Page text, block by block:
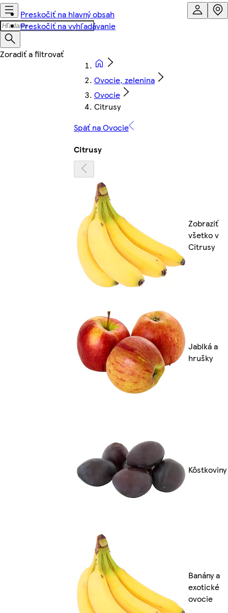
Preskočiť na hlavný obsah
Preskočiť na vyhľadávanie
Ovocie, zelenina
Ovocie
Citrusy
Späť na Ovocie
Citrusy
Zobraziť
všetko v
Citrusy
Jablká a
hrušky
Kôstkoviny
Banány a
exotické
ovocie